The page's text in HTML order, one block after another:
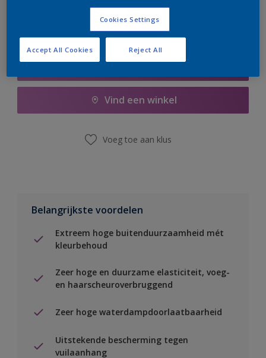
Vind een winkel
Voeg toe aan klus
Belangrijkste voordelen
Extreem hoge buitenduurzaamheid mét
kleurbehoud
Zeer hoge en duurzame elasticiteit, voeg-
en haarscheuroverbruggend
Zeer hoge waterdampdoorlaatbaarheid
Uitstekende bescherming tegen
vuilaanhang
Cookies Settings
Reject All
Accept All Cookies